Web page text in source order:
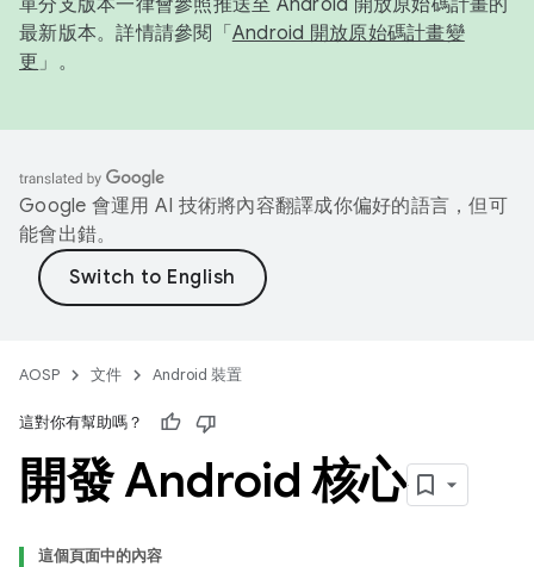
單分支版本一律會參照推送至 Android 開放原始碼計畫的
最新版本。詳情請參閱「 Android 開放原始碼計畫變
更 」。
Google 會運用 AI 技術將內容翻譯成你偏好的語言，但可
能會出錯。
AOSP 文件 Android 裝置
這對你有幫助嗎？
開發 Android 核心
這個頁面中的內容